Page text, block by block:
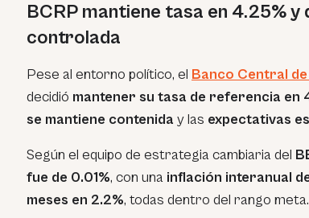
BCRP mantiene tasa en 4.25%
controlada
Pese al entorno político, el Banco Central
decidió mantener su tasa de referencia en
se mantiene contenida y las expectativas
Según el equipo de estrategia cambiaria del
fue de 0.01%, con una inflación interanual
meses en 2.2%, todas dentro del rango meta.